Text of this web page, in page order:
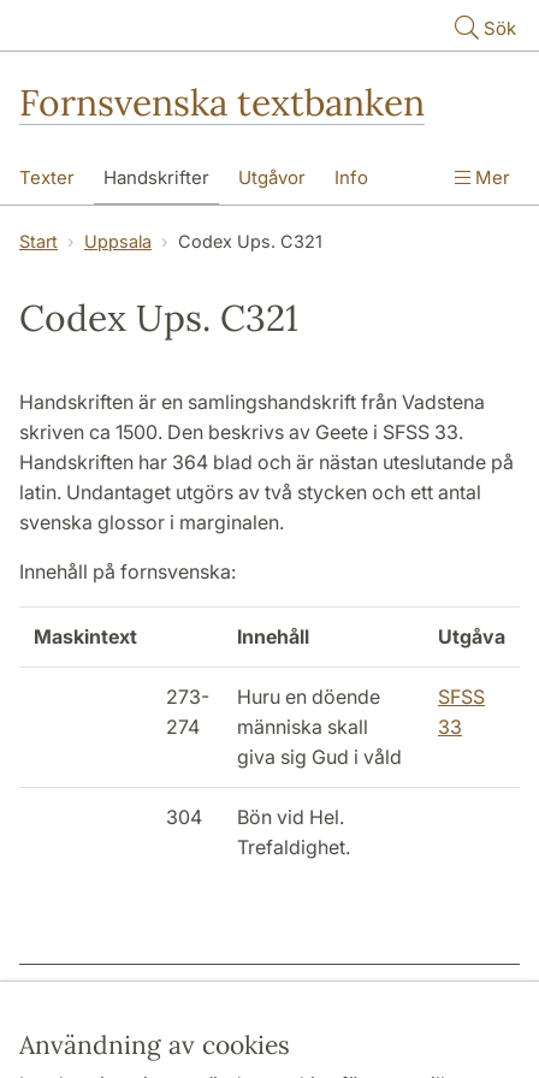
Användning av cookies
Sök
Fornsvenska textbanken
Texter Handskrifter Utgåvor Info Mer
Start Uppsala Codex Ups. C321
Codex Ups. C321
Handskriften är en samlingshandskrift från Vadstena
skriven ca 1500. Den beskrivs av Geete i SFSS 33.
Handskriften har 364 blad och är nästan uteslutande på
latin. Undantaget utgörs av två stycken och ett antal
svenska glossor i marginalen.
Innehåll på fornsvenska:
Maskintext Innehåll Utgåva
273-
274
Huru en döende
människa skall
giva sig Gud i våld
SFSS
33
304
Bön vid Hel.
Trefaldighet.